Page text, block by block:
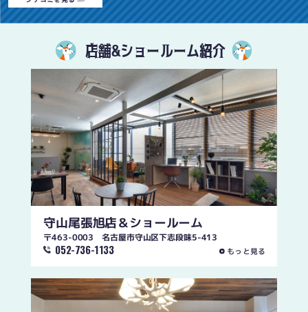
店舗&ショールーム紹介
守山尾張旭店＆ショールーム
〒463-0003 名古屋市守山区下志段味5-413
052-736-1133 もっと見る